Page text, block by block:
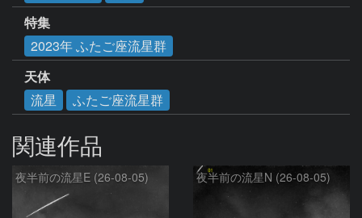
特集
2023年 ふたご座流星群
天体
流星
ふたご座流星群
関連作品
夜半前の流星E (26-08-05) 夜半前の流星N (26-08-05)